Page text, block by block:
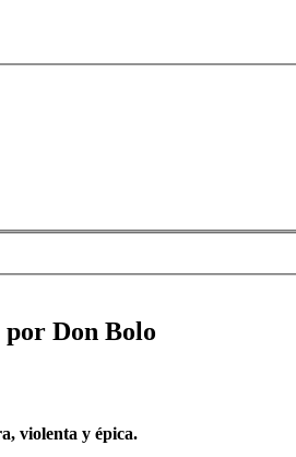
Don Bolo
violenta y épica.